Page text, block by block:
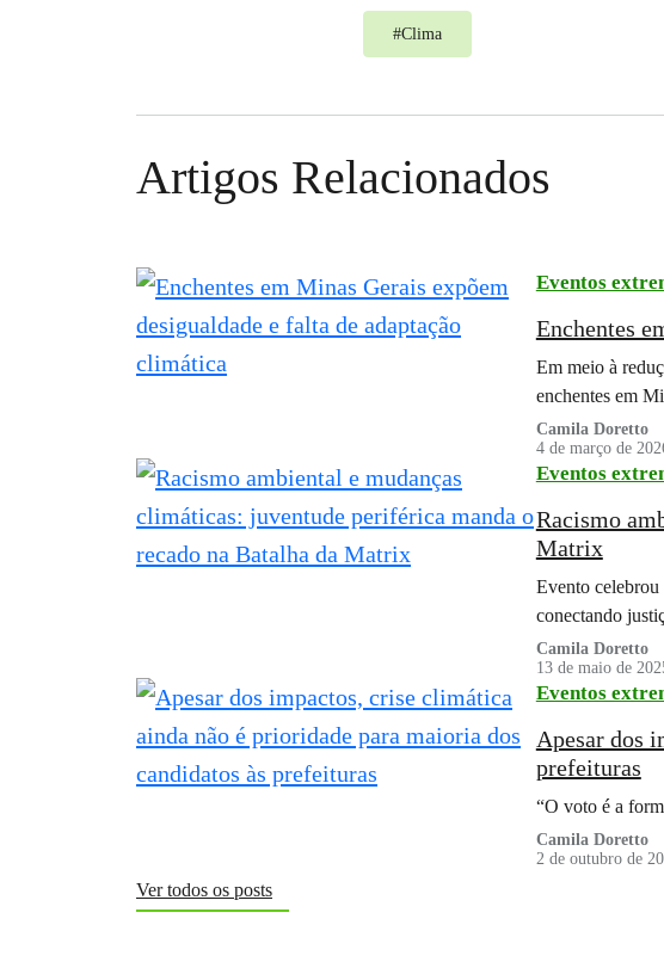
#Clima
Artigos Relacionados
Eventos
Enchentes
Em meio à
enchentes em
Camila Doretto
4 de março de
Eventos
Racismo
Matrix
Evento
conectando
Camila Doretto
13 de maio de
Eventos
Apesar dos
prefeituras
“O voto é a
Camila Doretto
2 de outubro de
Ver todos os posts